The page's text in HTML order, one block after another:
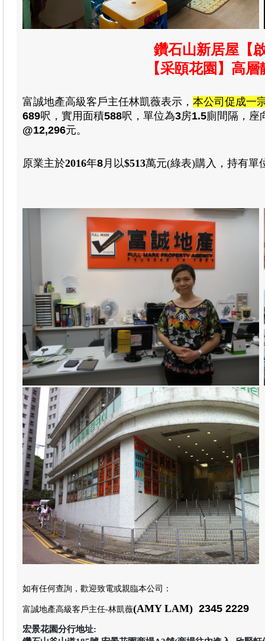
鑽石山新居屋【
【采頤花園】高
富誠地產高級客戶主任林凱薇表示 ， 本公司促成一
689呎 ， 實用 面積588呎 ， 單位為3房1.5廁間隔 ， 座
@12,296元。
原業主於2016年8月 以$513萬元(綠表)購入 ， 持有單
如有任何查詢，歡迎致電或親臨本公司 ：
富誠地產高級客戶主任-林凱薇(AMY LAM) 2345 2229
宏景花園分行地址: